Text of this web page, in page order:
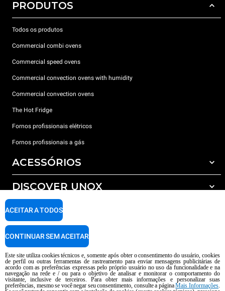
PRODUTOS
Todos os produtos
Commercial combi ovens
Commercial speed ovens
Commercial convection ovens with humidity
Commercial convection ovens
The Hot Fridge
Fornos profissionais elétricos
Fornos profissionais a gás
ACESSÓRIOS
Todos os acessórios
Detergents for automatic washing
Detergents for manual washing
Water treatment with resin filters
DISCOVER UNOX
Os nossos escritórios no mundo
SUPPORT
Garantia Unox
Encontre os Centros Service
AI Content Disclaimer Privacy policy Cookie policy
Este site utiliza cookies técnicos e, somente após obter o consentimento do usuário, cookies
de perfil ou outras ferramentas de rastreamento para enviar mensagens publicitárias de
acordo com as preferências expressas pelo próprio usuário no uso da funcionalidade e na
navegação na rede e / ou para o objetivo de analisar e monitorar o comportamento do
visitante, inclusive de terceiros. Para obter mais informações e personalizar suas
preferências, mesmo se você negar seu consentimento, consulte a páginaMais Informações.
ACEITAR A TODOS
CONTINUAR SEM ACEITAR